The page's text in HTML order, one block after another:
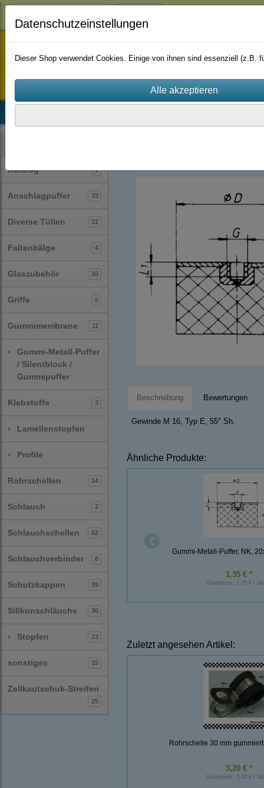
staufenbiel-berlin
Katalog 1
Anschlagpuffer 33
Diverse Tüllen 31
Faltenbälge 4
Glaszubehör 10
Griffe 5
Gummimembrane 11
›
Gummi-Metall-Puffer
/ Silentblock /
Gummipuffer
Klebstoffe 3
› Lamellenstopfen
› Profile
Rohrschellen 14
Schlauch 2
Schlauchschellen 62
Schlauchverbinder 8
Schutzkappen 39
Silikonschläuche 30
› Stopfen 23
sonstiges 15
Zellkautschuk-Streifen
25
Beschreibung Bewertungen
Gewinde M 16, Typ E, 55° Sh.
Ähnliche Produkte:
Gummi-Metall-Puffer, NK,
1,35 € *
Grundpreis: 1,35 € /
Zuletzt angesehen Artikel:
Rohrschelle 30 mm
3,20 € *
Grundpreis: 3,20 € /
Datenschutzeinstellungen
Dieser Shop verwendet Cookies. Einige von ihnen sind essenziell (z.B.